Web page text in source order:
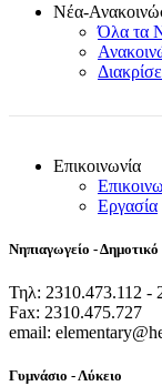
Νέα-
Όλα τα
Επικοινωνία
Εργασία
Νηπιαγωγείο - Δημοτικό
Τηλ: 2310.473.112 -
Fax: 2310.475.727
email:
Γυμνάσιο - Λύκειο